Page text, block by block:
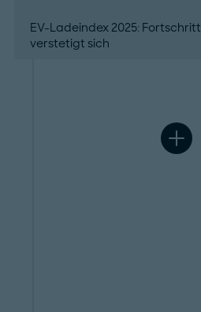
EV-Ladeindex 2025: Fortschritt
verstetigt sich